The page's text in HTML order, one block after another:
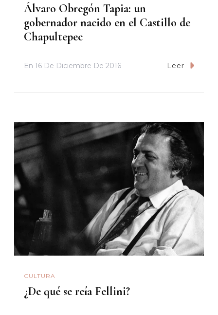
Álvaro Obregón Tapia: un
gobernador nacido en el Castillo de
Chapultepec
En 16 De Diciembre De 2016 Leer
CULTURA
¿De qué se reía Fellini?